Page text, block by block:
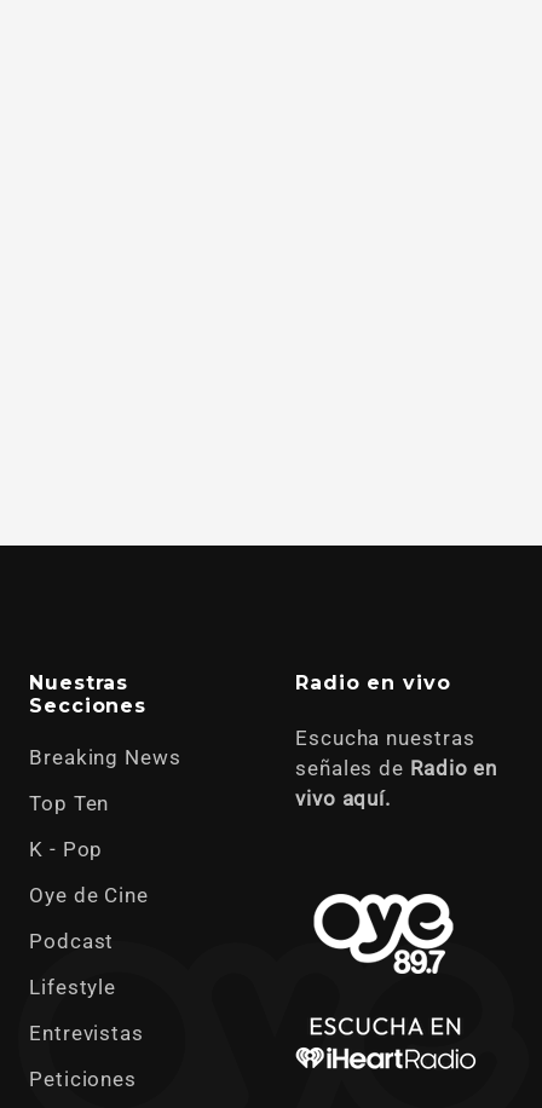
Nuestras
Secciones
Breaking News
Top Ten
K - Pop
Oye de Cine
Podcast
Lifestyle
Entrevistas
Peticiones
Radio en vivo
Escucha nuestras
señales de Radio en
vivo aquí.